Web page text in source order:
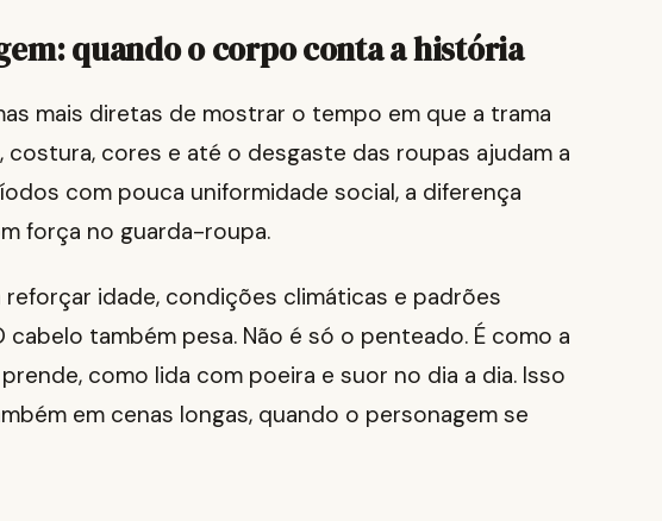
quando o corpo conta a história
mais diretas de mostrar o tempo em que a trama
costura, cores e até o desgaste das roupas ajudam a
com pouca uniformidade social, a diferença
força no guarda-roupa.
reforçar idade, condições climáticas e padrões
também pesa. Não é só o penteado. É como a
como lida com poeira e suor no dia a dia. Isso
em cenas longas, quando o personagem se